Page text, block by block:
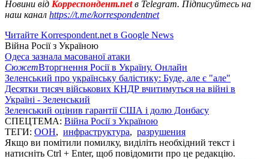
Новини від Корреспондент.netв Telegram. Підписуйтесь на
наш канал https://t.me/korrespondentnet
Читайте Korrespondent.net в Google News
Війна Росії з Україною
Одеса зазнала масованої атаки
СюжетВторгнення Росії в Україну. Онлайн
Зеленський про українську балістику: Буде, але є "але"
Десятки тисяч військових КНДР вчитимуться на війні в
Україні - Зеленський
Зеленський оцінив гарантії США і долю Донбасу
СПЕЦТЕМА: Війна Росії з Україною
ТЕГИ: ООН, инфраструктура, разрушения
Якщо ви помітили помилку, виділіть необхідний текст і
натисніть Ctrl + Enter, щоб повідомити про це редакцію.